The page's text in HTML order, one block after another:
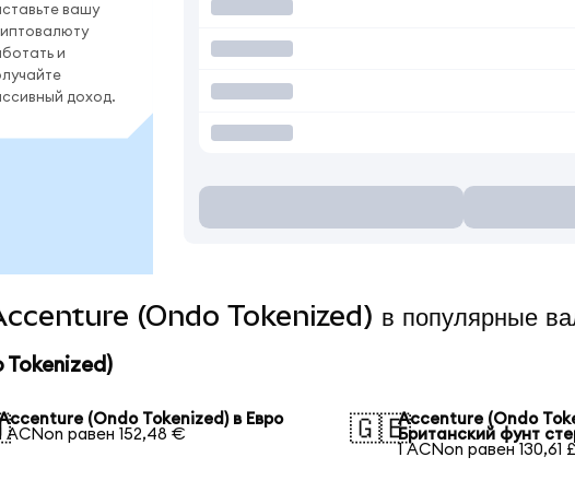
вашу
и
доход.
Accenture (Ondo Tokenized) в популярные
(Ondo Tokenized) в Евро
ACNon равен 152,48 €
🇬🇧Accenture (Ondo
Британский фунт
1 ACNon равен 130,61 £